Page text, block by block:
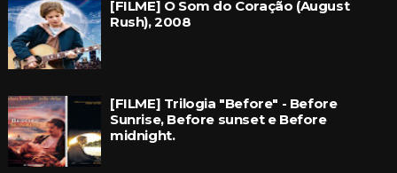
[FILME] O Som do Coração (August
Rush), 2008
[FILME] Trilogia "Before" - Before
Sunrise, Before sunset e Before
midnight.